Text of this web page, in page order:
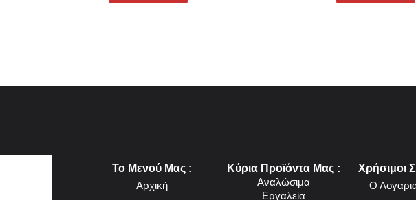
Το Μενού Μας :
Αρχική
Κύρια Προϊόντα Μας :
Αναλώσιμα
Εργαλεία
Χρήσιμοι
Ο